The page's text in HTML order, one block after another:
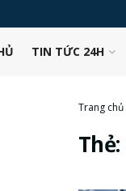
TIN TỨC 24H
Trang chủ
Thẻ: